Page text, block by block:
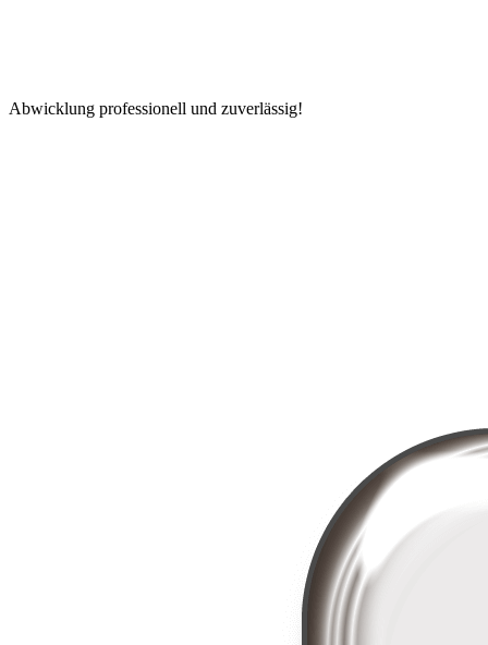
Abwicklung professionell und zuverlässig!